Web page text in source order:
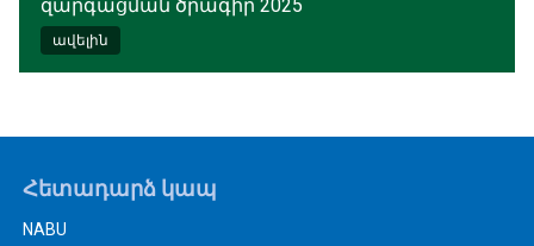
զարգացման ծրագիր 2025
ավելին
Հետադարձ կապ
NABU